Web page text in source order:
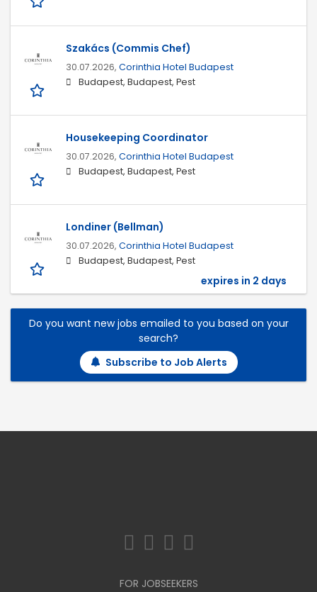
Szakács (Commis Chef)
30.07.2026, Corinthia Hotel Budapest
Budapest, Budapest, Pest
Housekeeping Coordinator
30.07.2026, Corinthia Hotel Budapest
Budapest, Budapest, Pest
Londiner (Bellman)
30.07.2026, Corinthia Hotel Budapest
Budapest, Budapest, Pest
expires in 2 days
Do you want new jobs emailed to you based on your
search?
Subscribe to Job Alerts
FOR JOBSEEKERS